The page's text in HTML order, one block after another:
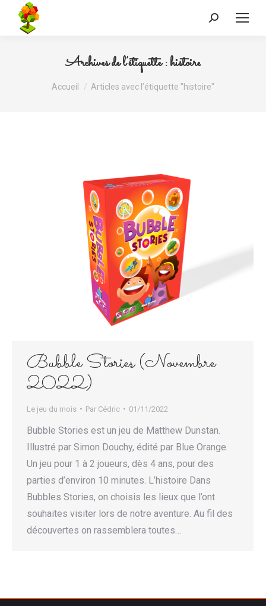
Recherche
Archives de l’étiquette :histoire
Vous êtes ici :
Accueil Articles avec l’étiquette "histoire"
Bubble Stories (Novembre
2022)
Le jeu du mois Par Cédric 01/11/2022
Bubble Stories est un jeu de Matthew Dunstan.
Illustré par Simon Douchy, édité par Blue Orange.
Un jeu pour 1 à 2 joueurs, dès 4 ans, pour des
parties d’environ 10 minutes. L’histoire Dans
Bubbles Stories, on choisis les lieux que l’ont
souhaites visiter lors de notre aventure. Au fil des
découvertes on rassemblera toutes…